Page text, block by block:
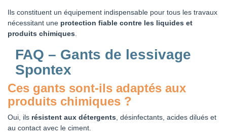
Ils constituent un équipement indispensable pour tous les travaux
nécessitant une protection fiable contre les liquides et
produits chimiques
FAQ – Gants de lessivage
Spontex
Ces gants sont-ils adaptés aux
produits chimiques ?
Oui, ils résistent aux détergents , désinfectants, acides dilués et
au contact avec le ciment.